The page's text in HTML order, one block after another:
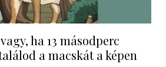
ha 13 másodperc
a macskát a képen